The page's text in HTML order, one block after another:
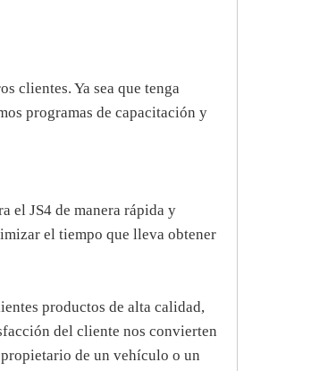
clientes. Ya sea que tenga
programas de capacitación y
el JS4 de manera rápida y
el tiempo que lleva obtener
productos de alta calidad,
del cliente nos convierten
de un vehículo o un